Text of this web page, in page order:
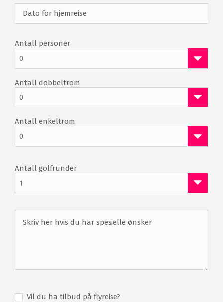
Antall personer
0
Antall dobbeltrom
0
Antall enkeltrom
0
Antall golfrunder
1
Vil du ha tilbud på flyreise?